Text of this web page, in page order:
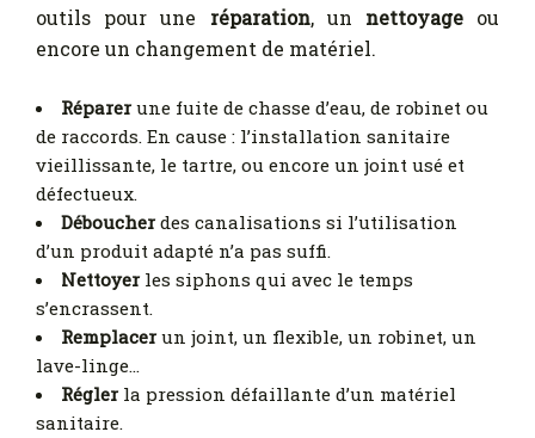
outils pour une réparation, un nettoyageou
encore un changement de matériel.
Réparer une fuite de chasse d’eau, de robinet ou
de raccords. En cause : l’installation sanitaire
vieillissante, le tartre, ou encore un joint usé et
défectueux.
Déboucher des canalisations si l’utilisation
d’un produit adapté n’a pas suffi.
Nettoyer les siphons qui avec le temps
s’encrassent.
Remplacer un joint, un flexible, un robinet, un
lave-linge…
Régler la pression défaillante d’un matériel
sanitaire.